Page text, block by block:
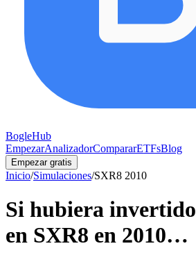
BogleHub
EmpezarAnalizadorCompararETFsBlog
Empezar gratis
Inicio/Simulaciones/SXR8 2010
Si hubiera invertido
en SXR8 en 2010…